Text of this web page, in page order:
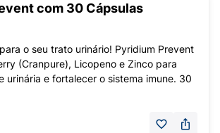
com 30 Cápsulas
o seu trato urinário! Pyridium Prevent
(Cranpure), Licopeno e Zinco para
urinária e fortalecer o sistema imune. 30